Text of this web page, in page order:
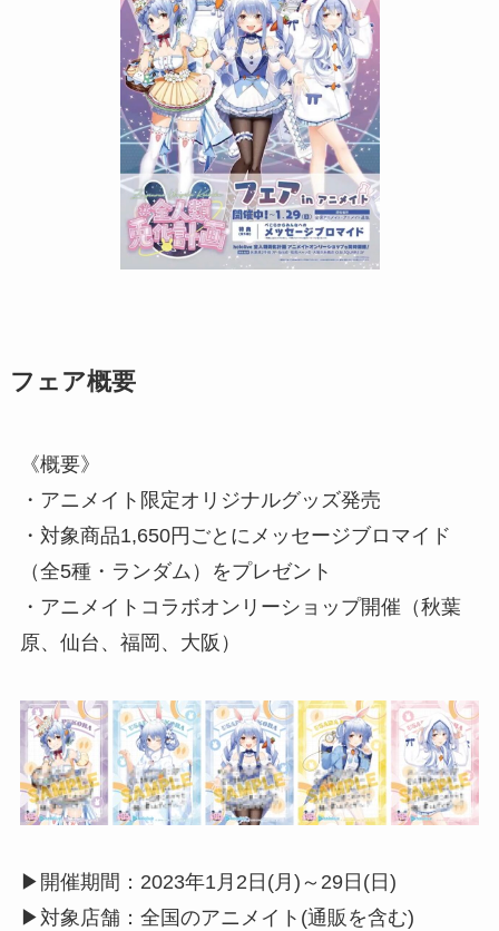
フェア概要
《概要》
・アニメイト限定オリジナルグッズ発売
・対象商品1,650円ごとにメッセージブロマイド
（全5種・ランダム）をプレゼント
・アニメイトコラボオンリーショップ開催（秋葉
原、仙台、福岡、大阪）
▶︎開催期間：2023年1月2日(月)～29日(日)
▶︎対象店舗：全国のアニメイト(通販を含む)